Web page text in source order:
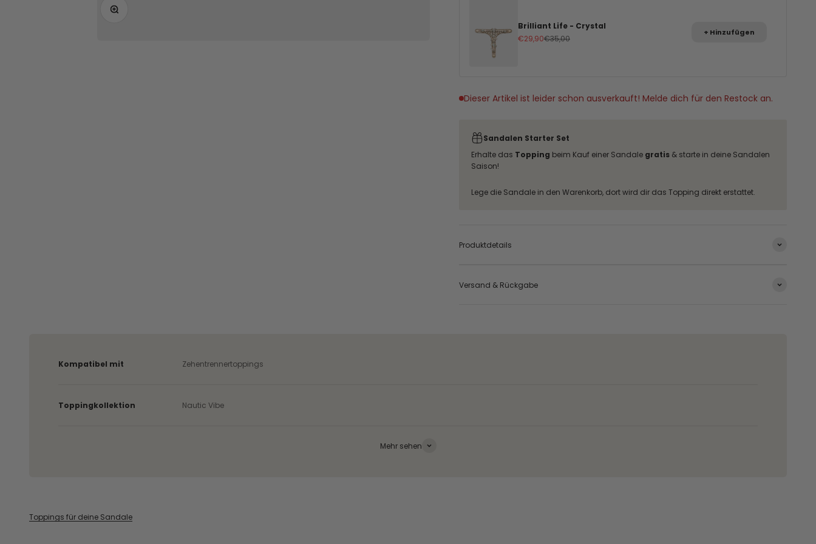
Brilliant Life - Crystal
Angebot
€29,90Regulärer Preis
€35,00
+ Hinzufügen
Dieser Artikel ist leider schon ausverkauft! Melde dich für den Restock an.
Sandalen Starter Set
Erhalte das Topping beim Kauf einer Sandale gratis & starte in deine Sandalen
Saison!
Lege die Sandale in den Warenkorb, dort wird dir das Topping direkt erstattet.
Produktdetails
Versand & Rückgabe
Kompatibel mit Zehentrennertoppings
Toppingkollektion Nautic Vibe
Mehr sehen
Toppings für deine Sandale